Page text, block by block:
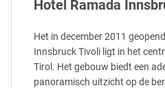
Hotel Ramada
Het in december 2011
Innsbruck Tivoli ligt in het
Tirol. Het gebouw biedt een
panoramisch uitzicht op de